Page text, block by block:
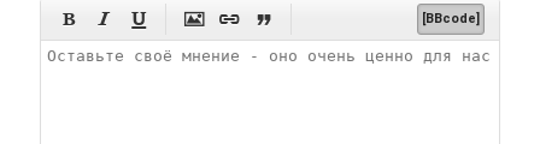
      [BBcode]